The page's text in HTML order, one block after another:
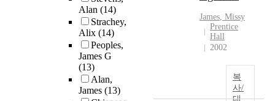
Alan (14)
Strachey,
Alix (14)
Peoples,
James G
(13)
Alan,
James (13)
James, Missy
Prentice
Hall
2002
복
사/
대